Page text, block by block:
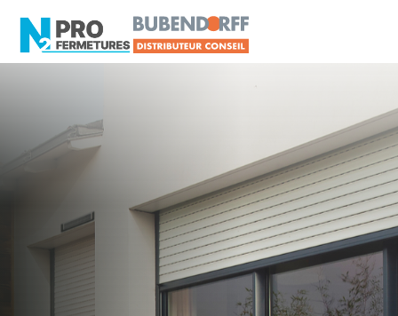
Distributeur Conseil
BUBENDORFF
Saint-Joachim
Artisan, Menuisier, TPE ou PME proche de Saint-